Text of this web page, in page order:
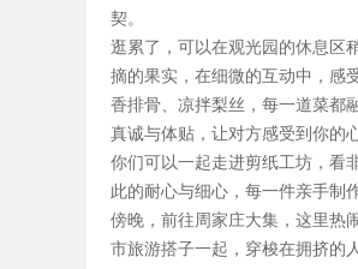
契。
逛累了，可以在观光园的休息区
摘的果实，在细微的互动中，感
香排骨、凉拌梨丝，每一道菜都
真诚与体贴，让对方感受到你的
你们可以一起走进剪纸工坊，看
此的耐心与细心，每一件亲手制
傍晚，前往周家庄大集，这里热
市旅游搭子一起，穿梭在拥挤的